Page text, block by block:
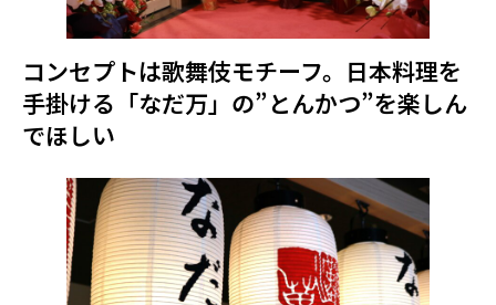
コンセプトは歌舞伎モチーフ。日本料理を
手掛ける「なだ万」の”とんかつ”を楽しん
でほしい